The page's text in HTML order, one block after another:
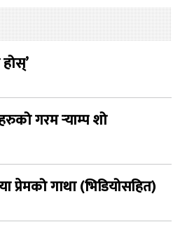
गरम र्‍याम्प शो
प्रेमको गाथा (भिडियोसहित)